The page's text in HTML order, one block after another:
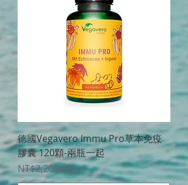
德國Vegavero Immu Pro草本免疫
膠囊 120顆-兩瓶一起
価格
NT$2,200.00